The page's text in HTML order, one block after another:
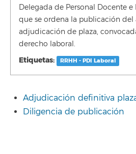
Delegada de Personal Docente
que se ordena la publicación del
adjudicación de plaza,
derecho laboral.
Etiquetas: RRHH - PDI Laboral
Adjudicación definitiva
Diligencia de publicación